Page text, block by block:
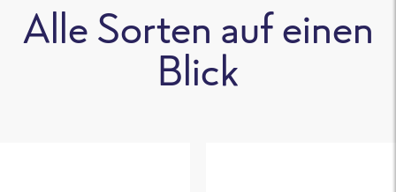
Alle Sorten auf einen
Blick